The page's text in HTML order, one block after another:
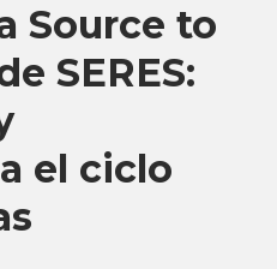
Source to
SERES:
el ciclo